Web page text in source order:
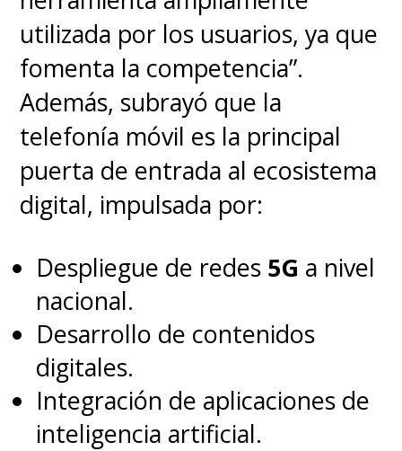
utilizada por los usuarios, ya que
fomenta la competencia”.
Además, subrayó que la
telefonía móvil es la principal
puerta de entrada al ecosistema
digital, impulsada por:
Despliegue de redes 5G a nivel
nacional.
Desarrollo de contenidos
digitales.
Integración de aplicaciones de
inteligencia artificial.